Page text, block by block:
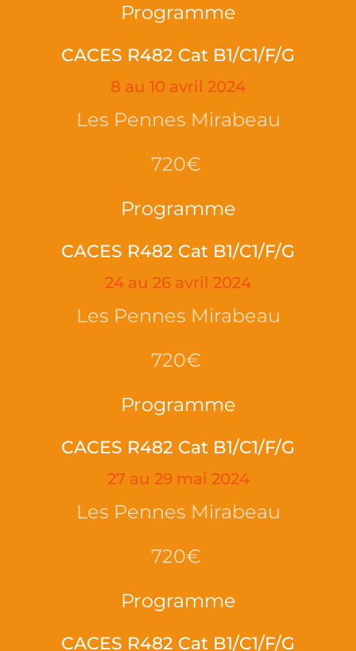
Programme
CACES R482 Cat B1/C1/F/G
8 au 10 avril 2024
Les Pennes Mirabeau
720€
Programme
CACES R482 Cat B1/C1/F/G
24 au 26 avril 2024
Les Pennes Mirabeau
720€
Programme
CACES R482 Cat B1/C1/F/G
27 au 29 mai 2024
Les Pennes Mirabeau
720€
Programme
CACES R482 Cat B1/C1/F/G